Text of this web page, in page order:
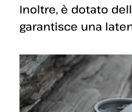
Inoltre, è dotato
garantisce una